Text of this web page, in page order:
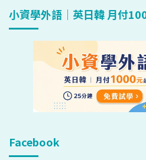
小資學外語｜英日韓 月付
Facebook